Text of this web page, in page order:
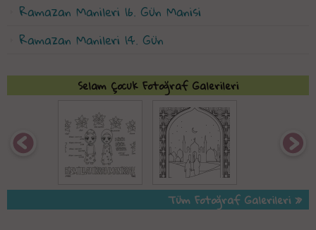
Ramazan Manileri 16. Gün Manisi
Ramazan Manileri 14. Gün
Selam Çocuk Fotoğraf Galerileri
Tüm Fotoğraf Galerileri »